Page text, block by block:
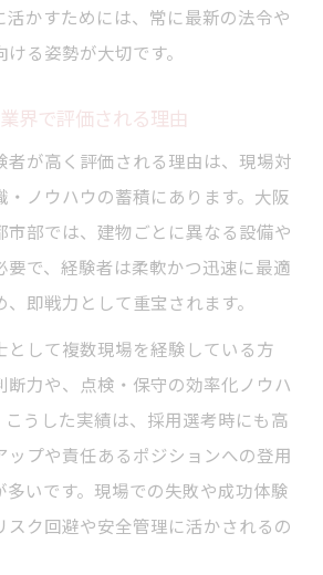
活かすためには、常に最新の法令や
る姿勢が大切です。
界で評価される理由
者が高く評価される理由は、現場対
・ノウハウの蓄積にあります。大阪
市部では、建物ごとに異なる設備や
要で、経験者は柔軟かつ迅速に最適
即戦力として重宝されます。
として複数現場を経験している方
断力や、点検・保守の効率化ノウハ
こうした実績は、採用選考時にも高
ップや責任あるポジションへの登用
多いです。現場での失敗や成功体験
スク回避や安全管理に活かされるの